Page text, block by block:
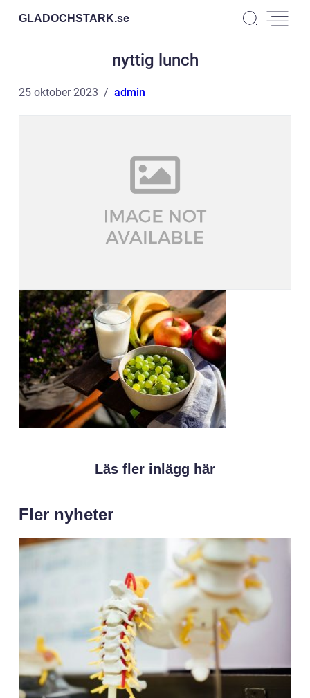
GLADOCHSTARK.se
nyttig lunch
25 oktober 2023 admin
Läs fler inlägg här
Fler nyheter